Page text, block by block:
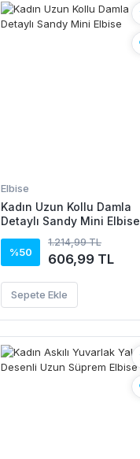
Elbise
Kadın Uzun Kollu Damla
Detaylı Sandy Mini Elbise
%50
1.214,99 TL
606,99 TL
Sepete Ekle